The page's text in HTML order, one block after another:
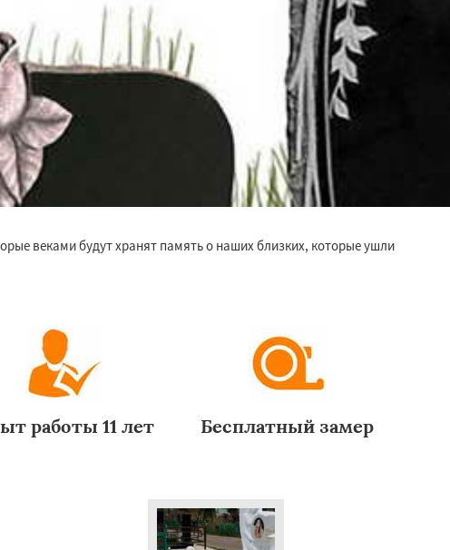
веками будут хранят память о наших близких, которые ушли
работы 11 лет Бесплатный замер